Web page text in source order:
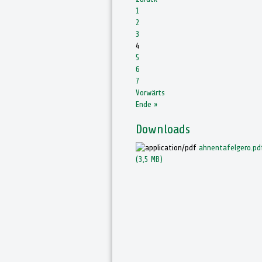
1
2
3
4
5
6
7
Vorwärts
Ende »
Downloads
(3,5 MB)